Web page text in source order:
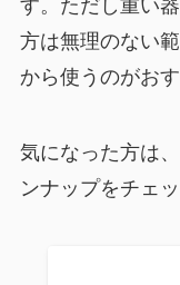
す。ただし重い
方は無理のない
から使うのがお
気になった方は
ンナップをチェ